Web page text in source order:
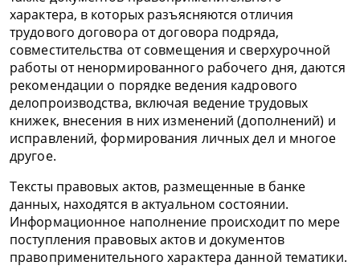
характера, в которых разъясняются отличия
трудового договора от договора подряда,
совместительства от совмещения и сверхурочной
работы от ненормированного рабочего дня, даются
рекомендации о порядке ведения кадрового
делопроизводства, включая ведение трудовых
книжек, внесения в них изменений (дополнений) и
исправлений, формирования личных дел и многое
другое.
Тексты правовых актов, размещенные в банке
данных, находятся в актуальном состоянии.
Информационное наполнение происходит по мере
поступления правовых актов и документов
правоприменительного характера данной тематики.